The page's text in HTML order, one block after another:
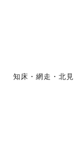
知床・網走・北見